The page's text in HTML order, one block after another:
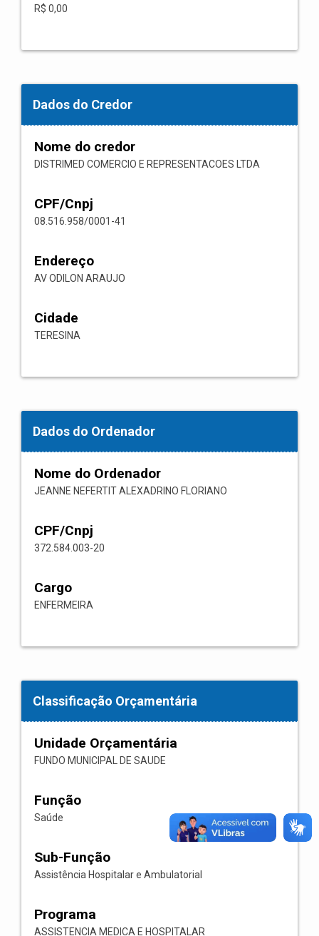
R$ 0,00
Dados do Credor
Nome do credor
DISTRIMED COMERCIO E REPRESENTACOES LTDA
CPF/Cnpj
08.516.958/0001-41
Endereço
AV ODILON ARAUJO
Cidade
TERESINA
Dados do Ordenador
Nome do Ordenador
JEANNE NEFERTIT ALEXADRINO FLORIANO
CPF/Cnpj
372.584.003-20
Cargo
ENFERMEIRA
Classificação Orçamentária
Unidade Orçamentária
FUNDO MUNICIPAL DE SAUDE
Função
Saúde
Sub-Função
Assistência Hospitalar e Ambulatorial
Programa
ASSISTENCIA MEDICA E HOSPITALAR